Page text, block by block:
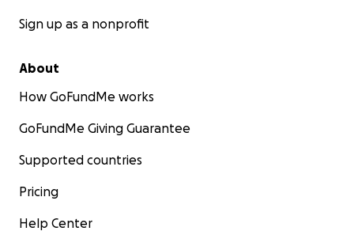
Sign up as a nonprofit
About
How GoFundMe works
GoFundMe Giving Guarantee
Supported countries
Pricing
Help Center